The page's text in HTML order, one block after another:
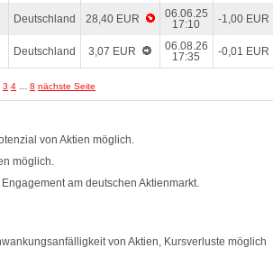
Deutschland 28,40 EUR
06.06.25
17:10
-1,00 EUR
Deutschland 3,07 EUR
06.08.26
17:35
-0,01 EUR
3 4 ... 8 nächste Seite
von Aktien möglich.
möglich.
am deutschen Aktienmarkt.
von Aktien, Kursverluste möglich